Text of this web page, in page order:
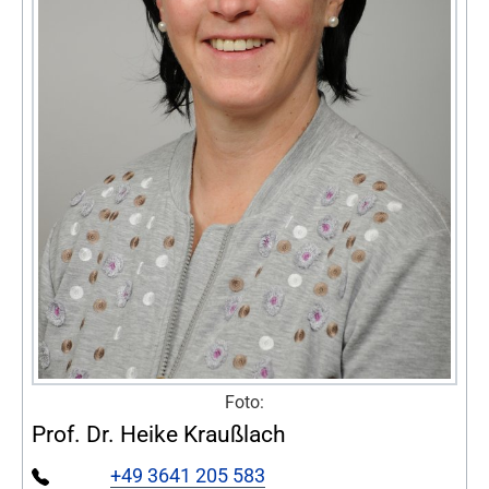
Foto:
Prof. Dr. Heike Kraußlach
+49 3641 205 583